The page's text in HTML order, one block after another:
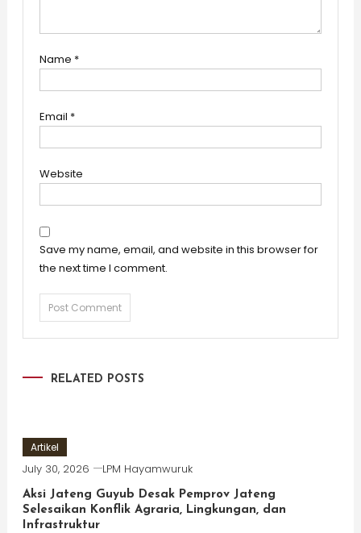
Name *
Email *
Website
Save my name, email, and website in this browser for
the next time I comment.
RELATED POSTS
Artikel
July 30, 2026 LPM Hayamwuruk
Aksi Jateng Guyub Desak Pemprov Jateng
Selesaikan Konflik Agraria, Lingkungan, dan
Infrastruktur